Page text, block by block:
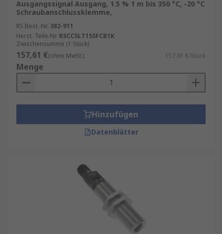
Ausgangssignal Ausgang, 1.5 % 1 m bis 350 °C, -20 °C
Schraubanschlussklemme,
RS Best.-Nr. 382-911
Herst. Teile-Nr. RSCCSLT15SFCB1K
Zwischensumme (1 Stück)
157,61 €(ohne MwSt.) 157,61 €/Stück
Menge
Hinzufügen
Datenblätter